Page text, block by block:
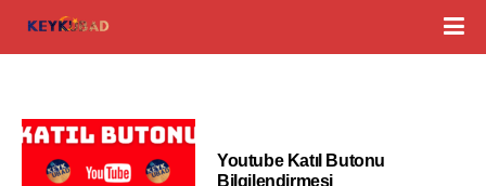
Youtube Katıl Butonu
Bilgilendirmesi